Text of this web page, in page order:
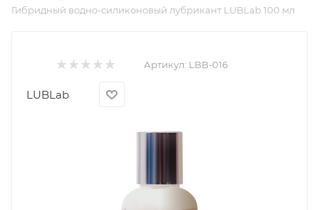
Гибридный водно-силиконовый лубрикант LUBLab 100 мл
Артикул: LBB-016
LUBLab